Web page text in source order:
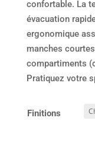
confortable. La
évacuation
ergonomique
manches
compartiments
Pratiquez votre
Finitions